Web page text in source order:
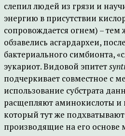
слепил людей из грязи и
энергию в присутствии
сопровождается огнем) –
обзавелись асгардархеи,
бактериального симбионта,
эукариот. Видовой эпитет
подчеркивает совместное с
использование субстрата
расщепляют аминокислоты и
который тут же
производящие на его основе